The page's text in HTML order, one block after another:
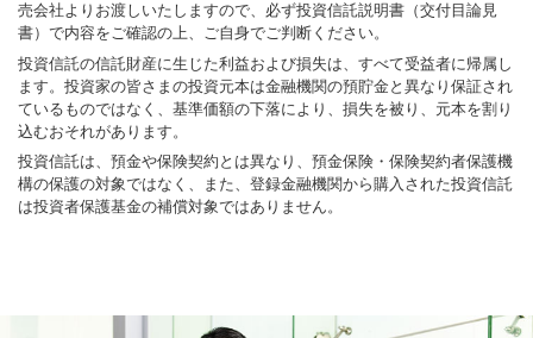
売会社よりお渡しいたしますので、必ず投資信託説明書（交付目論見
書）で内容をご確認の上、ご自身でご判断ください。
投資信託の信託財産に生じた利益および損失は、すべて受益者に帰属し
ます。投資家の皆さまの投資元本は金融機関の預貯金と異なり保証され
ているものではなく、基準価額の下落により、損失を被り、元本を割り
込むおそれがあります。
投資信託は、預金や保険契約とは異なり、預金保険・保険契約者保護機
構の保護の対象ではなく、また、登録金融機関から購入された投資信託
は投資者保護基金の補償対象ではありません。